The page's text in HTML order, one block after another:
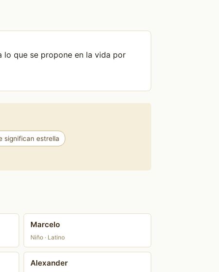
lo que se propone en la vida por
significan estrella
Marcelo
Niño · Latino
Alexander